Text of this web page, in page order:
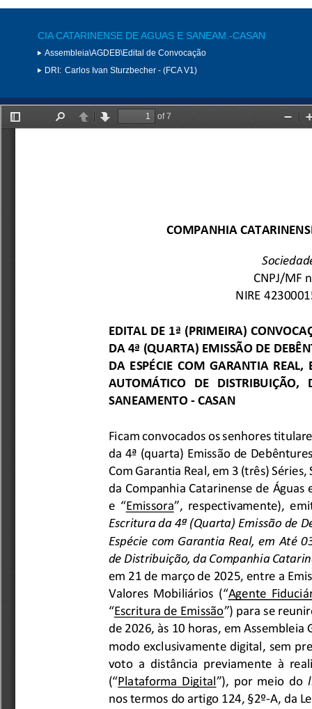
CIA CATARINENSE DE AGUAS E SANEAM.-CASAN
Assembleia\AGDEB\Edital de Convocação
DRI: Carlos Ivan Sturzbecher - (FCA V1)